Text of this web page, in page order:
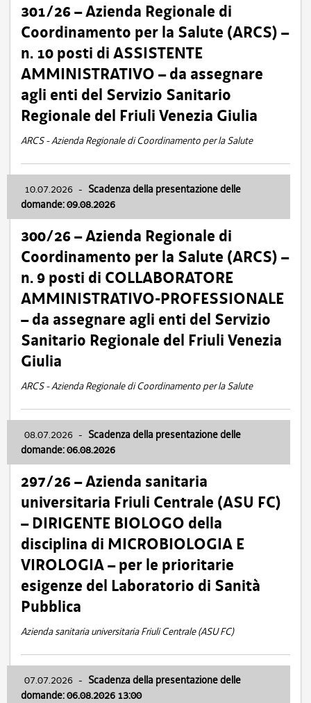
301/26 – Azienda Regionale di
Coordinamento per la Salute (ARCS) –
n. 10 posti di ASSISTENTE
AMMINISTRATIVO – da assegnare
agli enti del Servizio Sanitario
Regionale del Friuli Venezia Giulia
ARCS - Azienda Regionale di Coordinamento per la Salute
10.07.2026 - Scadenza della presentazione delle
domande: 09.08.2026
300/26 – Azienda Regionale di
Coordinamento per la Salute (ARCS) –
n. 9 posti di COLLABORATORE
AMMINISTRATIVO-PROFESSIONALE
– da assegnare agli enti del Servizio
Sanitario Regionale del Friuli Venezia
Giulia
ARCS - Azienda Regionale di Coordinamento per la Salute
08.07.2026 - Scadenza della presentazione delle
domande: 06.08.2026
297/26 – Azienda sanitaria
universitaria Friuli Centrale (ASU FC)
– DIRIGENTE BIOLOGO della
disciplina di MICROBIOLOGIA E
VIROLOGIA – per le prioritarie
esigenze del Laboratorio di Sanità
Pubblica
Azienda sanitaria universitaria Friuli Centrale (ASU FC)
07.07.2026 - Scadenza della presentazione delle
domande: 06.08.2026 13:00